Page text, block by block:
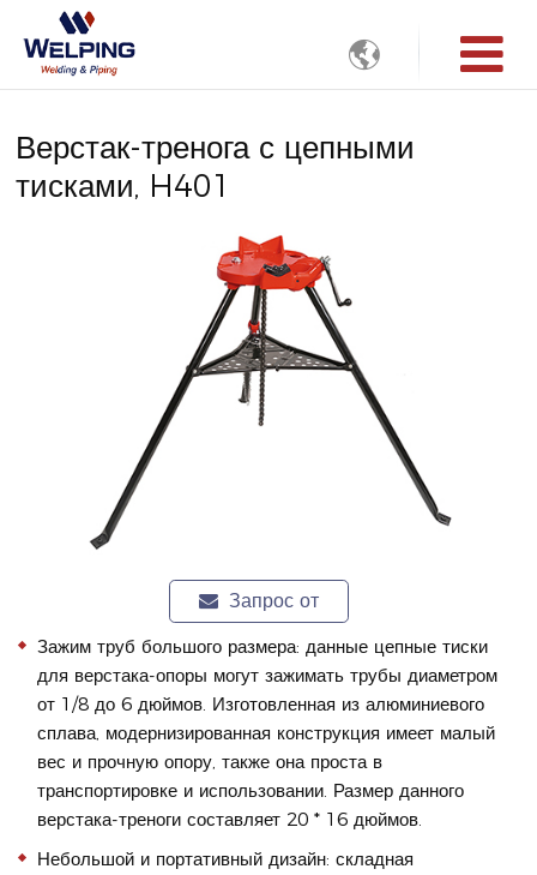

Верстак-тренога с цепными
тисками, H401
Запрос от
Зажим труб большого размера: данные цепные тиски
для верстака-опоры могут зажимать трубы диаметром
от 1/8 до 6 дюймов. Изготовленная из алюминиевого
сплава, модернизированная конструкция имеет малый
вес и прочную опору, также она проста в
транспортировке и использовании. Размер данного
верстака-треноги составляет 20 * 16 дюймов.
Небольшой и портативный дизайн: складная